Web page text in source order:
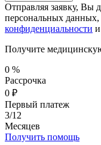
Отправляя заявку, Вы
персональных
конфиденциальности и
Получите
0 %
Рассрочка
0 ₽
Первый платеж
3/12
Месяцев
Получить помощь